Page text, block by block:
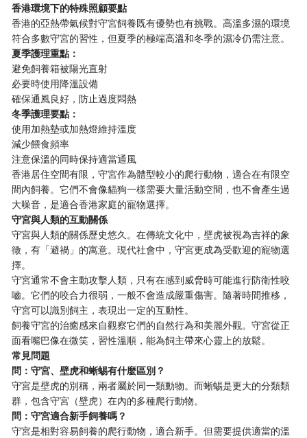
香港環境下的特殊照顧要點
香港的亞熱帶氣候對守宮飼養既有優勢也有挑戰。高溫多濕的環境
符合多數守宮的習性，但夏季的極端高溫和冬季的濕冷仍需注意。
夏季護理重點：
避免飼養箱被陽光直射
必要時使用降溫設備
確保通風良好，防止過度悶熱
冬季護理要點：
使用加熱墊或加熱燈維持溫度
減少餵食頻率
注意保溫的同時保持適當通風
香港居住空間有限，守宮作為體型較小的爬行動物，適合在有限空
間內飼養。它們不會像貓狗一樣需要大量活動空間，也不會產生過
大噪音，是適合香港家庭的寵物選擇。
守宮與人類的互動關係
守宮與人類的關係歷史悠久。在傳統文化中，壁虎被視為吉祥的象
徵，有「避禍」的寓意。現代社會中，守宮更成為受歡迎的寵物選
擇。
守宮通常不會主動攻擊人類，只有在感到威脅時可能進行防衛性咬
嚙。它們的咬合力很弱，一般不會造成嚴重傷害。隨著時間推移，
守宮可以識別飼主，表現出一定的互動性。
飼養守宮的治癒感來自觀察它們的自然行為和美麗外觀。守宮從正
面看嘴巴像在微笑，習性溫順，能為飼主帶來心靈上的放鬆。
常見問題
問：守宮、壁虎和蜥蜴有什麼區別？
守宮是壁虎的別稱，兩者屬於同一類動物。而蜥蜴是更大的分類類
群，包含守宮（壁虎）在內的多種爬行動物。
問：守宮適合新手飼養嗎？
守宮是相對容易飼養的爬行動物，適合新手。但需要提供適當的溫